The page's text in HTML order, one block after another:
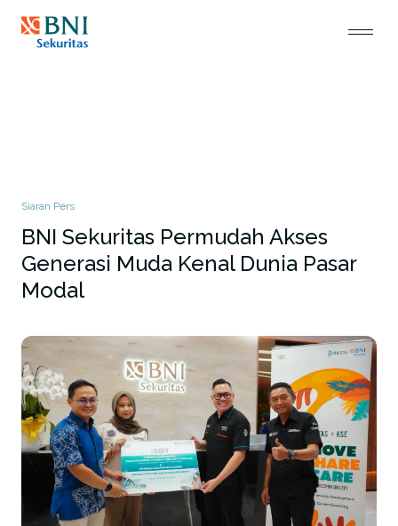
Siaran Pers
BNI Sekuritas Permudah Akses
Generasi Muda Kenal Dunia Pasar
Modal